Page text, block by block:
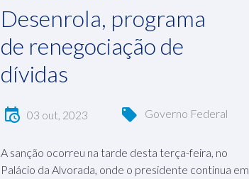
Desenrola, programa
de renegociação de
dívidas
03 out, 2023 Governo Federal
A sanção ocorreu na tarde desta terça-feira, no
Palácio da Alvorada, onde o presidente continua em